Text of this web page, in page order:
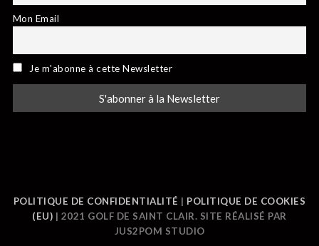
Mon Email
Je m'abonne à cette Newsletter
POLITIQUE DE CONFIDENTIALITÉ | POLITIQUE DE COOKIES
(EU) | 2021 GOLF DE SAINT CLAIR. SITE RÉALISÉ PAR
JUS2POM STUDIO